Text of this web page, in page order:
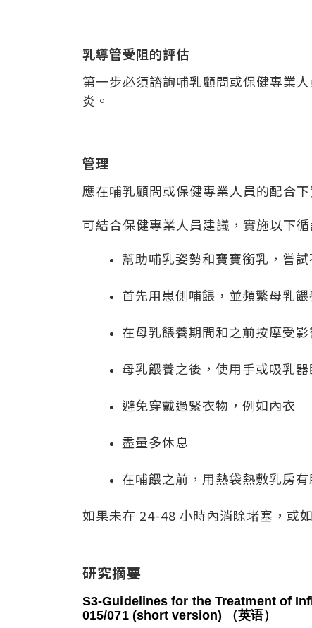
乳導管受阻的評估
第一步必須諮詢哺乳顧問或保健專業
炎。
管理
應在哺乳顧問或保健專業人員的配合
可結合保健專業人員建議，實施以下循
幫助哺乳姿勢和寶寶銜乳，嘗
首先用患側哺餵，並頻繁母乳
在母乳餵養期間和之前按摩受
母乳餵養之後，使用手或吸乳
避免穿戴過緊衣物，例如內衣
盡量多休息
在哺餵之前，用熱袋熱敷乳房
如果未在 24-48 小時內消除堵塞，或
研究摘要
S3-Guidelines for the Treatment of
015/071 (short version) （英语）